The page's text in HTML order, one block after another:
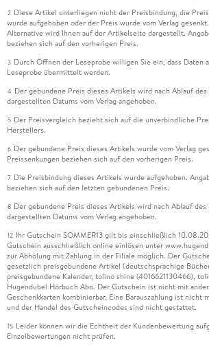
2 Diese Artikel unterliegen nicht der Preisbindung, die
wurde aufgehoben oder der Preis wurde vom Verlag
Alternative wird Ihnen auf der Artikelseite dargestellt.
beziehen sich auf den vorherigen Preis.
3 Durch Öffnen der Leseprobe willigen Sie ein, dass Daten
Leseprobe übermittelt werden.
4 Der gebundene Preis dieses Artikels wird nach Ablauf
dargestellten Datums vom Verlag angehoben.
5 Der Preisvergleich bezieht sich auf die unverbindliche
Herstellers.
6 Der gebundene Preis dieses Artikels wurde vom Verlag
Preissenkungen beziehen sich auf den vorherigen Preis.
7 Die Preisbindung dieses Artikels wurde aufgehoben.
beziehen sich auf den letzten gebundenen Preis.
8 Der gebundene Preis dieses Artikels wird nach Ablauf
dargestellten Datums vom Verlag angehoben.
12 Ihr Gutschein SOMMER13 gilt bis einschließlich
Gutschein ausschließlich online einlösen unter
zur Abholung mit Zahlung in der Filiale möglich. Der
gesetzlich preisgebundene Artikel (deutschsprachige
preisgebundene Kalender, tolino shine (4016621130466),
Hugendubel Hörbuch Abo. Der Gutschein ist nicht mit
Geschenkkarten kombinierbar. Eine Barauszahlung ist nicht
und der Handel des Gutscheincodes sind nicht gestattet.
15 Leider können wir die Echtheit der Kundenbewertung
Einzelbewertungen nicht prüfen.